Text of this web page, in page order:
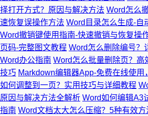
择打开方式？原因与解决方法 Word怎么
速恢复误操作方法 Word目录怎么生成-自
Word撤销键使用指南-快速撤销与恢复操
页码-完整图文教程 Word怎么删除编号？
Word办公指南 Word怎么批量删除页？高
技巧 Markdown编辑器App-免费在线使用
如何调整到一页？实用技巧与详细教程
原因与解决方法全解析 Word如何编辑A3
指南 Word文档太大怎么压缩？5种有效